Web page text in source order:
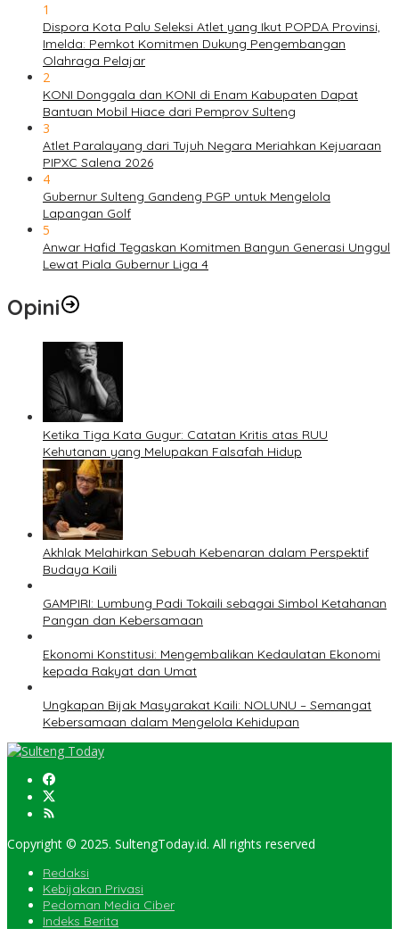
1
Dispora Kota Palu Seleksi Atlet yang Ikut POPDA Provinsi,
Imelda: Pemkot Komitmen Dukung Pengembangan
Olahraga Pelajar
2
KONI Donggala dan KONI di Enam Kabupaten Dapat
Bantuan Mobil Hiace dari Pemprov Sulteng
3
Atlet Paralayang dari Tujuh Negara Meriahkan Kejuaraan
PIPXC Salena 2026
4
Gubernur Sulteng Gandeng PGP untuk Mengelola
Lapangan Golf
5
Anwar Hafid Tegaskan Komitmen Bangun Generasi Unggul
Lewat Piala Gubernur Liga 4
Opini
Ketika Tiga Kata Gugur: Catatan Kritis atas RUU
Kehutanan yang Melupakan Falsafah Hidup
Akhlak Melahirkan Sebuah Kebenaran dalam Perspektif
Budaya Kaili
GAMPIRI: Lumbung Padi Tokaili sebagai Simbol Ketahanan
Pangan dan Kebersamaan
Ekonomi Konstitusi: Mengembalikan Kedaulatan Ekonomi
kepada Rakyat dan Umat
Ungkapan Bijak Masyarakat Kaili: NOLUNU – Semangat
Kebersamaan dalam Mengelola Kehidupan
Copyright © 2025. SultengToday.id. All rights reserved
Redaksi
Kebijakan Privasi
Pedoman Media Ciber
Indeks Berita